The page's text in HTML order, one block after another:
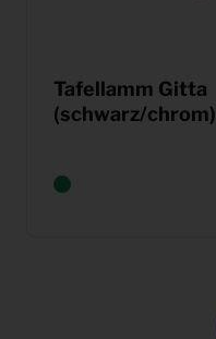
Tafellamm Gitta
(schwarz/chrom)